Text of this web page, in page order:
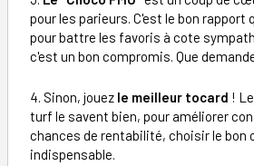
pour les parieurs. C'est le bon rapport
pour battre les favoris à cote
c'est un bon compromis. Que
4. Sinon, jouez le meilleur tocard !
turf le savent bien, pour améliorer
chances de rentabilité, choisir le bon
indispensable.